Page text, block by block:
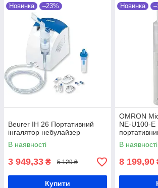
Тільки перевірені бренди.
місяців. Швидка
Перейти у каталог! ➞
Новинка –23%
Beurer IH 26 Портативний
інгалятор небулайзер
В наявності
3 949,33 ₴ 5 129 ₴
Купити
Новинка
OMRON
NE-U100-Е
В наявності
8 199,90